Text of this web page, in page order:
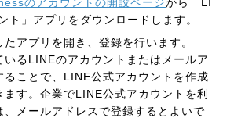
ト」アプリをダウンロードします。
たアプリを開き、登録を行います。
いるLINEのアカウントまたはメールア
ることで、LINE公式アカウントを作成
ます。企業でLINE公式アカウントを利
、メールアドレスで登録するとよいで